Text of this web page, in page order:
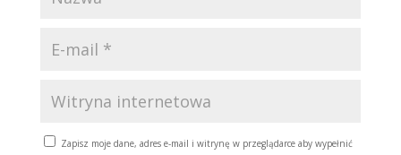
Zapisz moje dane, adres e-mail i witrynę w przeglądarce aby wypełnić